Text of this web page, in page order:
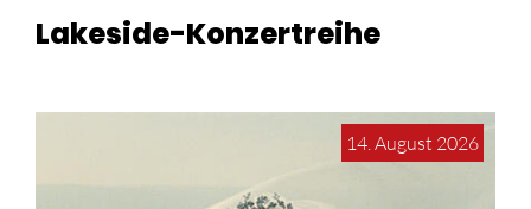
Lakeside-Konzertreihe
14. August 2026